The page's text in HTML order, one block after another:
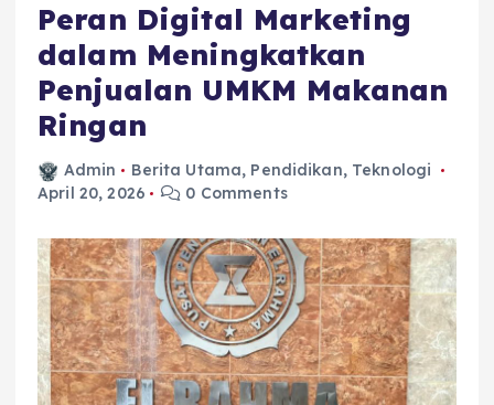
Peran Digital Marketing
dalam Meningkatkan
Penjualan UMKM Makanan
Ringan
Admin Berita Utama, Pendidikan, Teknologi
April 20, 2026
0 Comments